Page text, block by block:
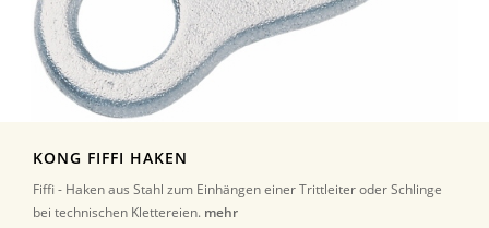
KONG FIFFI HAKEN
Fiffi - Haken aus Stahl zum Einhängen einer Trittleiter oder Schlinge
bei technischen Klettereien. mehr